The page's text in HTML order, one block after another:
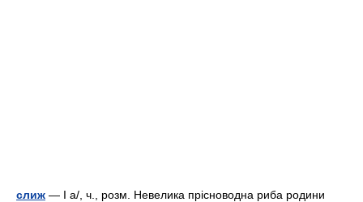
слиж — I а/, ч., розм. Невелика прісноводна риба родини